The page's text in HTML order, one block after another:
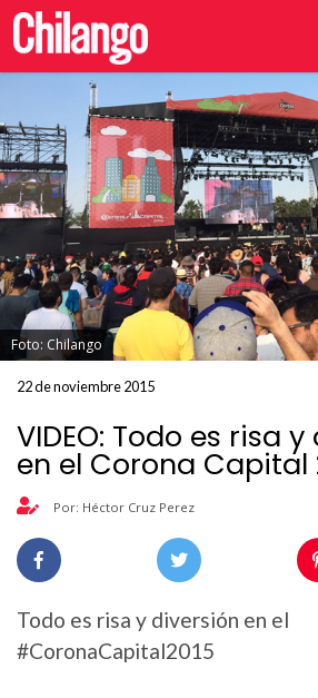
Foto: Chilango
22 de noviembre 2015
VIDEO: Todo es risa
en el Corona Capital
Por: Héctor Cruz Perez
Todo es risa y diversión en el
#CoronaCapital2015